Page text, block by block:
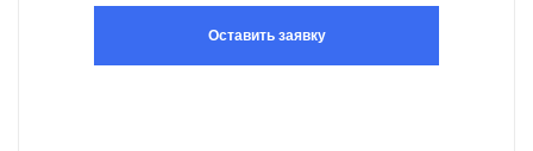
Оставить заявку